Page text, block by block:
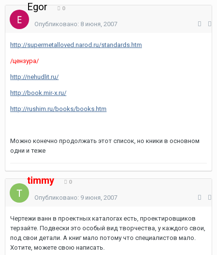
Egor 0
Опубликовано: 8 июня, 2007
http://supermetalloved.narod.ru/standards.htm
/цензура/
http://nehudlit.ru/
http://book.mir-x.ru/
http://rushim.ru/books/books.htm
Можно конечно продолжать этот список, но кники в основном
одни и теже
timmy 0
Опубликовано: 9 июня, 2007
Чертежи ванн в проектных каталогах есть, проектировщиков
терзайте. Подвески это особый вид творчества, у каждого свои,
под свои детали. А книг мало потому что специалистов мало.
Хотите, можете свою написать.